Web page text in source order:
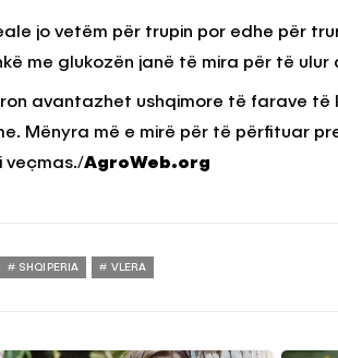
jo vetëm për trupin por edhe për
me glukozën janë të mira për të ulur
avantazhet ushqimore të farave të
Mënyra më e mirë për të përfituar
veçmas./AgroWeb.org
SHQIPERIA VLERA